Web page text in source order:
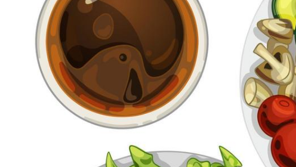
Gráficos en Movimiento
Imágenes Editoriales
Eventos Editoriales